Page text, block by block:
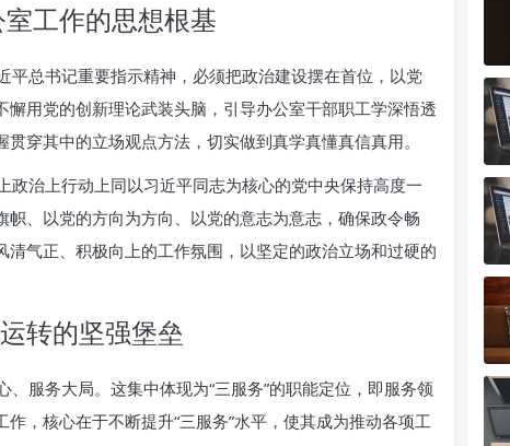
工作的思想根基
平总书记重要指示精神，必须把政治建设摆在首位，以党
用党的创新理论武装头脑，引导办公室干部职工学深悟透
穿其中的立场观点方法，切实做到真学真懂真信真用。
政治上行动上同以习近平同志为核心的党中央保持高度一
、以党的方向为方向、以党的意志为意志，确保政令畅
气正、积极向上的工作氛围，以坚定的政治立场和过硬的
转的坚强堡垒
服务大局。这集中体现为“三服务”的职能定位，即服务领
，核心在于不断提升“三服务”水平，使其成为推动各项工